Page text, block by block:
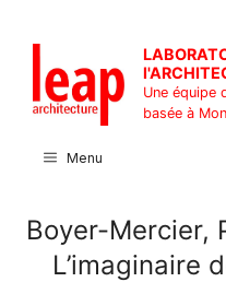
contenu
Une équipe
basée à
Menu
Boyer-Mercier,
L’imaginaire